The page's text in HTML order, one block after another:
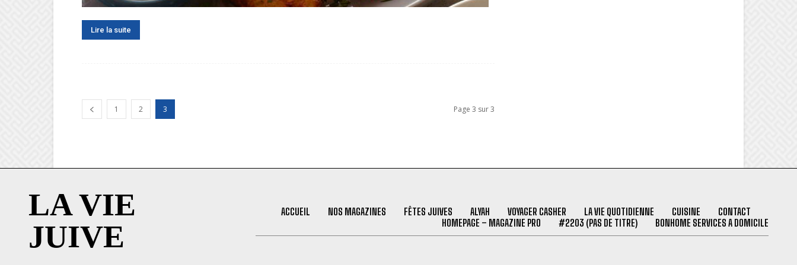
Lire la suite
1 2 3 Page 3 sur 3
LA VIE
JUIVE
ACCUEIL NOS MAGAZINES FÊTES JUIVES ALYAH VOYAGER CASHER LA VIE QUOTIDIENNE CUISINE
CONTACT
HOMEPAGE – MAGAZINE PRO
#2203 (PAS DE TITRE) BONHOME SERVICES A DOMICILE